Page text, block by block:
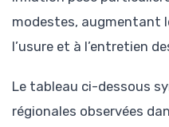
modestes, augmentant
l’usure et à l’entretien
Le tableau ci-dessous
régionales observées